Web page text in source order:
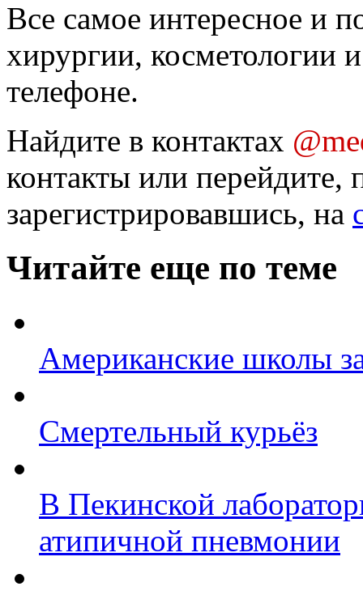
Все самое интересное и
хирургии, косметологии
телефоне.
Найдите в контактах
контакты или перейдите,
зарегистрировавшись, на
Читайте еще по теме
Американские школы
Смертельный курьёз
В Пекинской
атипичной пневмонии